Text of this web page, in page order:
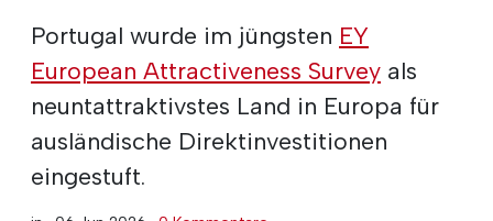
Portugal wurde im jüngsten EY
European Attractiveness Survey als
neuntattraktivstes Land in Europa für
ausländische Direktinvestitionen
eingestuft.